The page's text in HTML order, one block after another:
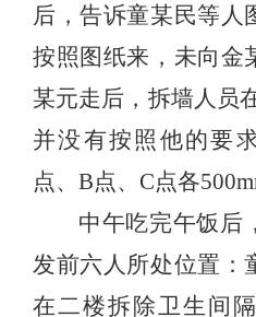
后，告诉童某民等人
按照图纸来，未向金
某元走后，拆墙人员
并没有按照他的要
点、B点、C点各
中午吃完午饭后
发前六人所处位置：
在二楼拆除卫生间